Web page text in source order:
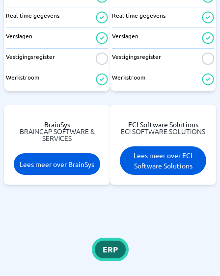
Real-time gegevens
Verslagen
Vestigingsregister
Werkstroom
Real-time gegevens
Verslagen
Vestigingsregister
Werkstroom
BrainSys
BRAINCAP SOFTWARE &
SERVICES
Lees meer over BrainSys
ECI Software Solutions
ECI SOFTWARE SOLUTIONS
Lees meer over ECI
Software Solutions
ERP